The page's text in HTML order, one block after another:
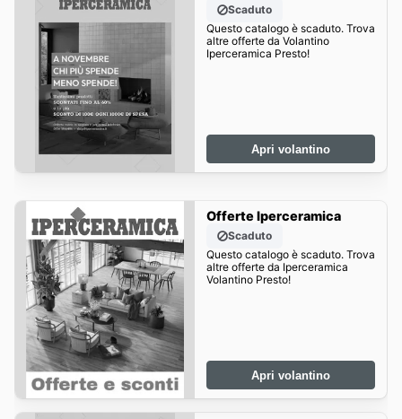
Scaduto
Questo catalogo è scaduto. Trova
altre offerte da Volantino
Iperceramica Presto!
Apri volantino
Offerte Iperceramica
Scaduto
Questo catalogo è scaduto. Trova
altre offerte da Iperceramica
Volantino Presto!
Apri volantino